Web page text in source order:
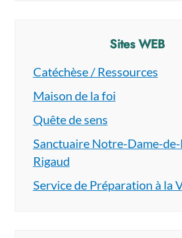
Sites WEB
Catéchèse / Ressources
Maison de la foi
Quête de sens
Sanctuaire Notre-Dame-
Rigaud
Service de Préparation à la